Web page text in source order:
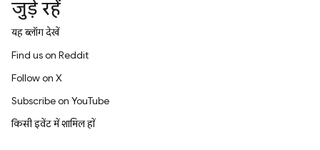
जुड़े रहें
यह ब्लॉग देखें
Find us on Reddit
Follow on X
Subscribe on YouTube
किसी इवेंट में शामिल हों